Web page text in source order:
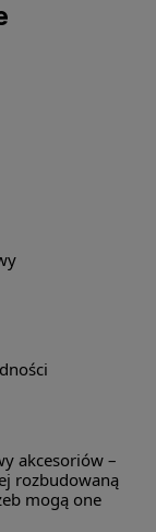
akcesoriów –
rozbudowaną
mogą one